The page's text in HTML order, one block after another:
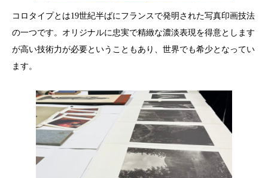
コロタイプとは19世紀半ばにフランスで発明された写真印画技法
の一つです。オリジナルに忠実で精緻な濃淡表現を得意とします
が高い技術力が必要ということもあり、世界でも希少となってい
ます。